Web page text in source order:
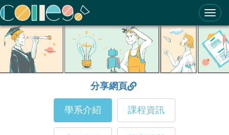
ColleGo! 大學選才與高中育才輔助系統
分享網頁
學系介紹 課程資訊